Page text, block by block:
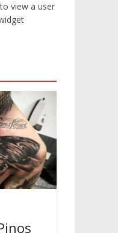
view a user